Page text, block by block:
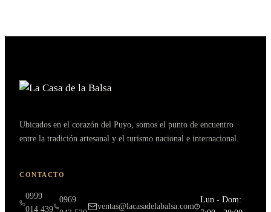
Ubicados en el corazón del Puyo, somos el punto de encuentro
entre la tradición artesanal y el turismo nacional e internacional.
CONTACTO
0999
014 439
0969
ventas@lacasadelabalsa.com
Lun - Dom: